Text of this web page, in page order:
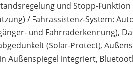
und Stopp-
/ Fahrassistenz-System:
und Fahrraderkennung),
(Solar-Protect),
Außenspiegel integriert,